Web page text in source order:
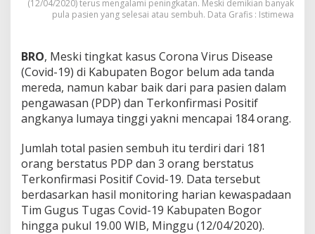
(12/04/2020) terus mengalami peningkatan. Meski demikian banyak
pula pasien yang selesai atau sembuh. Data Grafis : Istimewa
BRO, Meski tingkat kasus Corona Virus Disease
(Covid-19) di Kabupaten Bogor belum ada tanda
mereda, namun kabar baik dari para pasien dalam
pengawasan (PDP) dan Terkonfirmasi Positif
angkanya lumaya tinggi yakni mencapai 184 orang.
Jumlah total pasien sembuh itu terdiri dari 181
orang berstatus PDP dan 3 orang berstatus
Terkonfirmasi Positif Covid-19. Data tersebut
berdasarkan hasil monitoring harian kewaspadaan
Tim Gugus Tugas Covid-19 Kabupaten Bogor
hingga pukul 19.00 WIB, Minggu (12/04/2020).